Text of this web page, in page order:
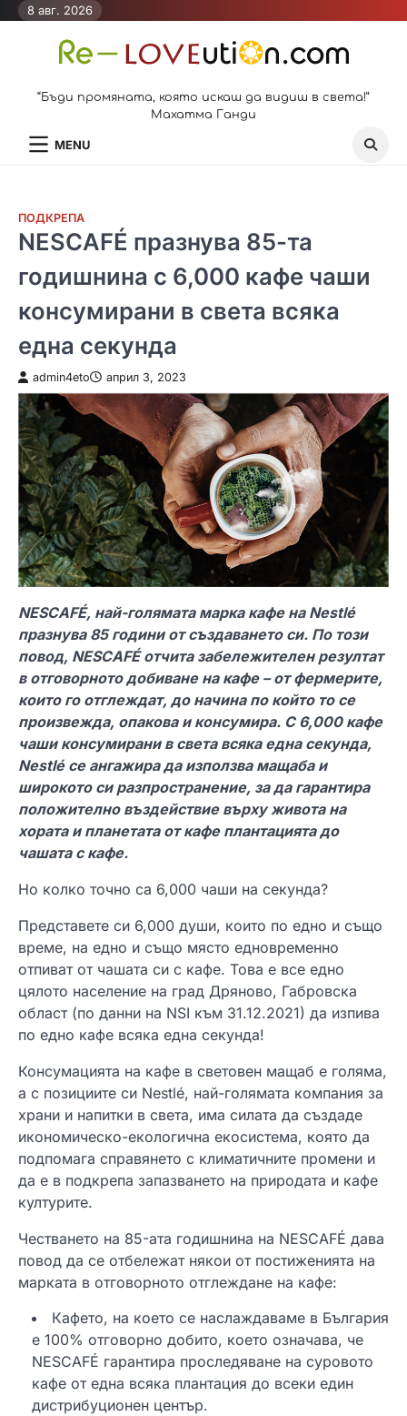
Skip8 авг. 2026
“Бъди промяната, която искаш да видиш в света!”
Махатма Ганди
MENU
ПОДКРЕПА
NESCAFÉ празнува 85-та
годишнина с 6,000 кафе чаши
консумирани в света всяка
една секунда
admin4eto април 3, 2023
NESCAFÉ, най-голямата марка кафе на Nestlé
празнува 85 години от създаването си. По този
повод, NESCAFÉ отчита забележителен резултат
в отговорното добиване на кафе – от фермерите,
които го отглеждат, до начина по който то се
произвежда, опакова и консумира. С 6,000 кафе
чаши консумирани в света всяка една секунда,
Nestlé се ангажира да използва мащаба и
широкото си разпространение, за да гарантира
положително въздействие върху живота на
хората и планетата от кафе плантацията до
чашата с кафе.
Но колко точно са 6,000 чаши на секунда?
Представете си 6,000 души, които по едно и също
време, на едно и също място едновременно
отпиват от чашата си с кафе. Това е все едно
цялото население на град Дряново, Габровска
област (по данни на NSI към 31.12.2021) да изпива
по едно кафе всяка една секунда!
Консумацията на кафе в световен мащаб е голяма,
а с позициите си Nestlé, най-голямата компания за
храни и напитки в света, има силата да създаде
икономическо-екологична екосистема, която да
подпомага справянето с климатичните промени и
да е в подкрепа запазването на природата и кафе
културите.
Честването на 85-ата годишнина на NESCAFÉ дава
повод да се отбележат някои от постиженията на
марката в отговорното отглеждане на кафе:
Кафето, на което се наслаждаваме в България
е 100% отговорно добито, което означава, че
NESCAFÉ гарантира проследяване на суровото
кафе от една всяка плантация до всеки един
дистрибуционен център.